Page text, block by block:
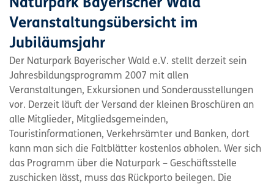
Naturpark Bayerischer Wald
Veranstaltungsübersicht im
Jubiläumsjahr
Der Naturpark Bayerischer Wald e.V. stellt derzeit sein
Jahresbildungsprogramm 2007 mit allen
Veranstaltungen, Exkursionen und Sonderausstellungen
vor. Derzeit läuft der Versand der kleinen Broschüren an
alle Mitglieder, Mitgliedsgemeinden,
Touristinformationen, Verkehrsämter und Banken, dort
kann man sich die Faltblätter kostenlos abholen. Wer sich
das Programm über die Naturpark – Geschäftsstelle
zuschicken lässt, muss das Rückporto beilegen. Die